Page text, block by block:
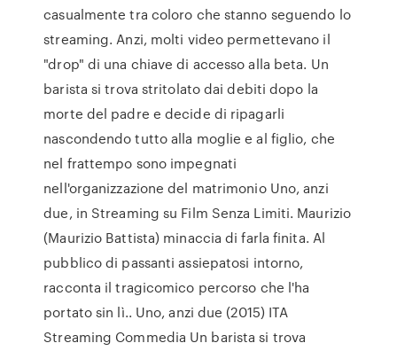
casualmente tra coloro che stanno seguendo lo
streaming. Anzi, molti video permettevano il
"drop" di una chiave di accesso alla beta. Un
barista si trova stritolato dai debiti dopo la
morte del padre e decide di ripagarli
nascondendo tutto alla moglie e al figlio, che
nel frattempo sono impegnati
nell'organizzazione del matrimonio Uno, anzi
due, in Streaming su Film Senza Limiti. Maurizio
(Maurizio Battista) minaccia di farla finita. Al
pubblico di passanti assiepatosi intorno,
racconta il tragicomico percorso che l'ha
portato sin lì.. Uno, anzi due (2015) ITA
Streaming Commedia Un barista si trova